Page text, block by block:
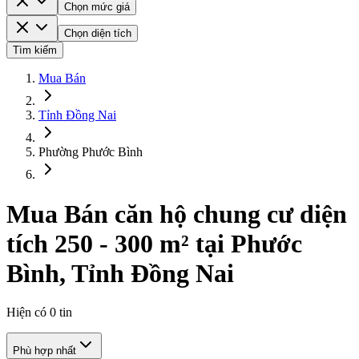
Chọn mức giá
Chọn diện tích
Tìm kiếm
Mua Bán
Tỉnh Đồng Nai
Phường Phước Bình
Mua Bán căn hộ chung cư diện
tích 250 - 300 m² tại Phước
Bình, Tỉnh Đồng Nai
Hiện có 0 tin
Phù hợp nhất